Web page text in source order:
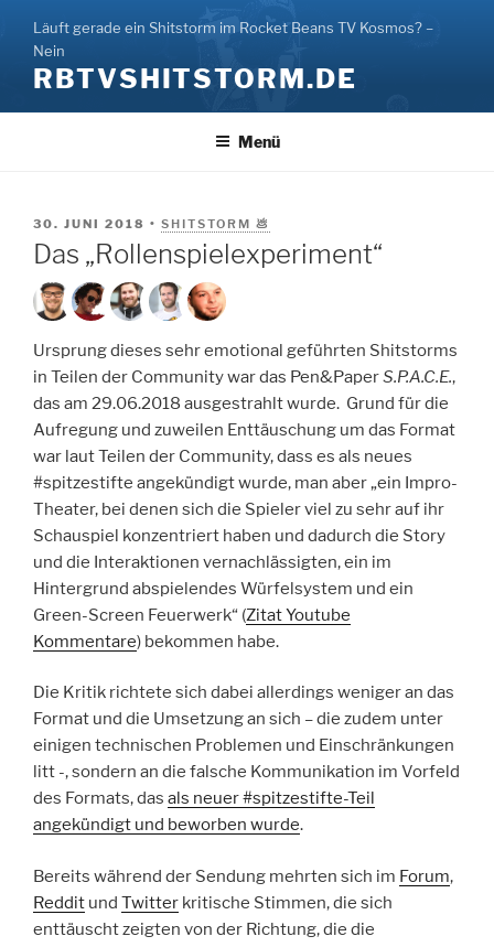
Inhalt
springen
Läuft gerade ein Shitstorm im Rocket Beans TV Kosmos? –
Nein
RBTVSHITSTORM.DE
Menü
VERÖFFENTLICHT
AM
30. JUNI 2018 • SHITSTORM 💩
Das „Rollenspielexperiment“
Ursprung dieses sehr emotional geführten Shitstorms
in Teilen der Community war das Pen&PaperS.P.A.C.E.,
das am 29.06.2018 ausgestrahlt wurde. Grund für die
Aufregung und zuweilen Enttäuschung um das Format
war laut Teilen der Community, dass es als neues
#spitzestifte angekündigt wurde, man aber „ein Impro-
Theater, bei denen sich die Spieler viel zu sehr auf ihr
Schauspiel konzentriert haben und dadurch die Story
und die Interaktionen vernachlässigten, ein im
Hintergrund abspielendes Würfelsystem und ein
Green-Screen Feuerwerk“ (Zitat Youtube
Kommentare) bekommen habe.
Die Kritik richtete sich dabei allerdings weniger an das
Format und die Umsetzung an sich – die zudem unter
einigen technischen Problemen und Einschränkungen
litt -, sondern an die falsche Kommunikation im Vorfeld
des Formats, das als neuer #spitzestifte-Teil
angekündigt und beworben wurde.
Bereits während der Sendung mehrten sich im Forum,
Reddit und Twitter kritische Stimmen, die sich
enttäuscht zeigten von der Richtung, die die